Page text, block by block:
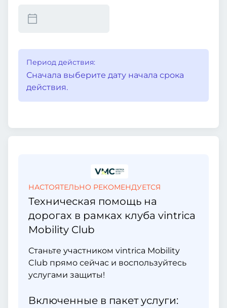
Период действия:
Сначала выберите дату начала срока
действия.
НАСТОЯТЕЛЬНО РЕКОМЕНДУЕТСЯ
Техническая помощь на
дорогах в рамках клуба vintrica
Mobility Club
Станьте участником vintrica Mobility
Club прямо сейчас и воспользуйтесь
услугами защиты!
Включенные в пакет услуги: